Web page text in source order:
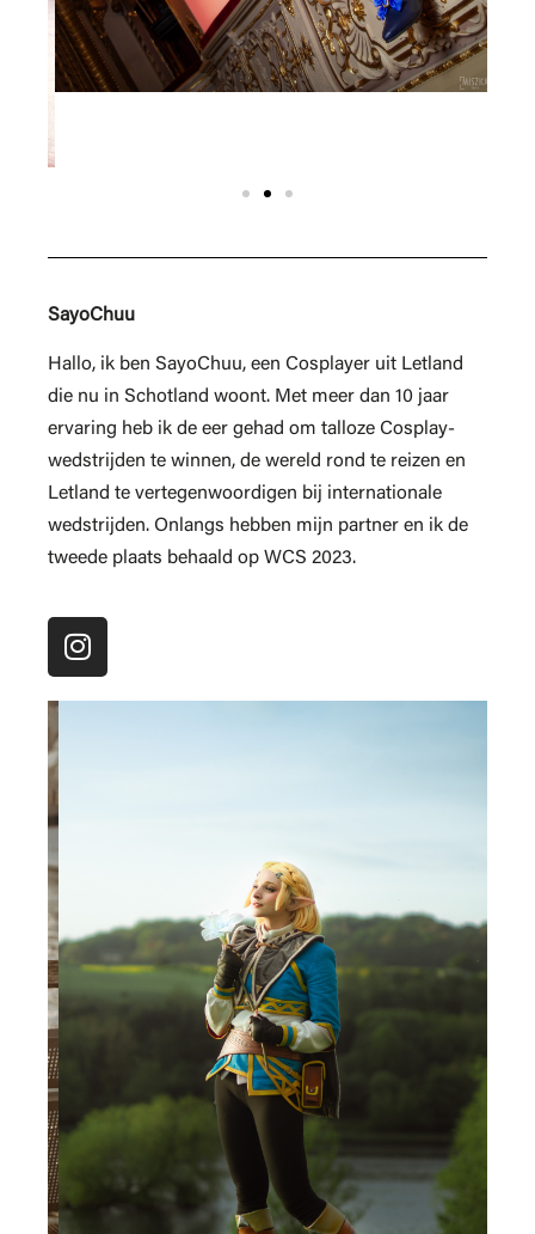
SayoChuu
Hallo, ik ben SayoChuu, een Cosplayer uit Letland
die nu in Schotland woont. Met meer dan 10 jaar
ervaring heb ik de eer gehad om talloze Cosplay-
wedstrijden te winnen, de wereld rond te reizen en
Letland te vertegenwoordigen bij internationale
wedstrijden. Onlangs hebben mijn partner en ik de
tweede plaats behaald op WCS 2023.